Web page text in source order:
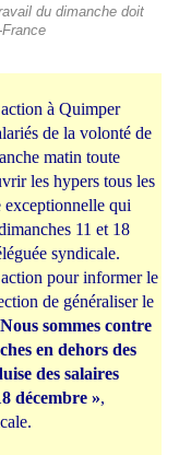
du dimanche doit
à Quimper
de la volonté de
matin toute
les hypers tous les
exceptionnelle qui
11 et 18
syndicale.
pour informer le
de généraliser le
sommes contre
en dehors des
des salaires
décembre »,